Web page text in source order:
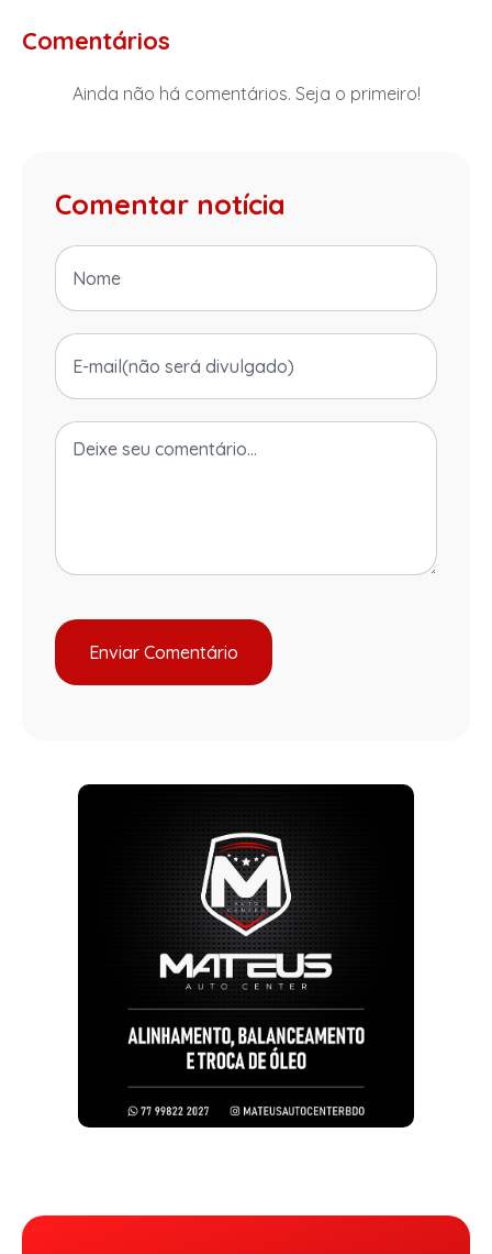
Comentários
Ainda não há comentários. Seja o primeiro!
Comentar notícia